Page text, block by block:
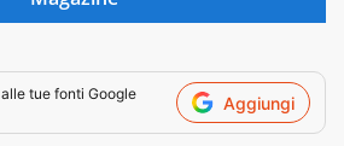
alle tue fonti Google
Aggiungi